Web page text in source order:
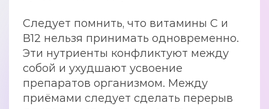
Следует помнить, что витамины С и
В12 нельзя принимать одновременно.
Эти нутриенты конфликтуют между
собой и ухудшают усвоение
препаратов организмом. Между
приёмами следует сделать перерыв